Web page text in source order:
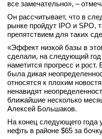
все замечательно», –
Он рассчитывает, что в
рынке пройдут IPO и SPO,
препятствием для таких
«Эффект низкой базы в
сделали, на следующий
наметится прогресс и рост.
была дикая
относятся к плохим
ненавидят
ближайшие несколько
Алексей Большаков.
На конец следующего года
нефть в районе $65 за